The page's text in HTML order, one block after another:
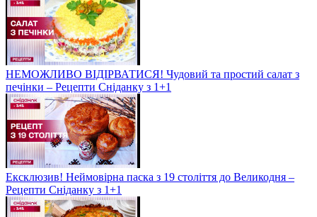
НЕМОЖЛИВО ВІДІРВАТИСЯ! Чудовий та простий салат з
печінки – Рецепти Сніданку з 1+1
Ексклюзив! Неймовірна паска з 19 століття до Великодня –
Рецепти Сніданку з 1+1